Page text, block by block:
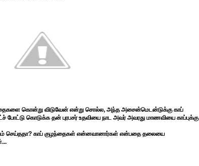
கொன்று விடுவேன் என்று சொல்ல, அந்த அசைன்மெடன்டுக்கு காப்
போட்டு கொடுக்க தன் புரபசர் உதவியை நாட அவர் அவரது மாணவியை காப்புக்கு
செய்ததா? காப் குழந்தைகள் என்னவானார்கள் என்பதை தலையை